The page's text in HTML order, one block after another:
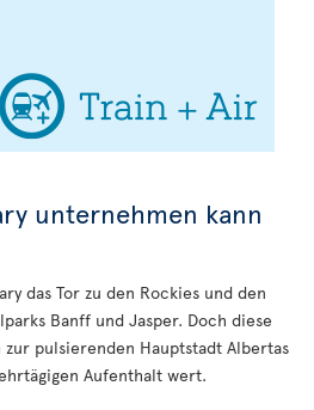
unternehmen kann
das Tor zu den Rockies und den
Banff und Jasper. Doch diese
pulsierenden Hauptstadt Albertas
Aufenthalt wert.